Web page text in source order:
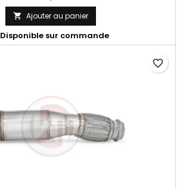
 Ajouter au panier
Disponible sur commande
favorite_border